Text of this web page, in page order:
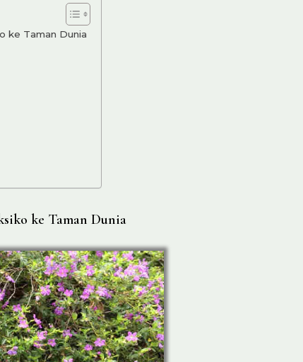
ke Taman Dunia
ke Taman Dunia